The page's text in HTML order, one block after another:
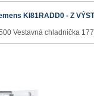
KI81RADD0 - Z
Vestavná chladnička